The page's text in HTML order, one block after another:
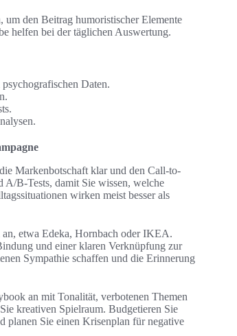
den Beitrag humoristischer Elemente
helfen bei der täglichen Auswertung.
Daten.
Markenbotschaft klar und den Call-to-
A/B-Tests, damit Sie wissen, welche
wirken meist besser als
etwa Edeka, Hornbach oder IKEA.
und einer klaren Verknüpfung zur
Sympathie schaffen und die Erinnerung
an mit Tonalität, verbotenen Themen
kreativen Spielraum. Budgetieren Sie
planen Sie einen Krisenplan für negative